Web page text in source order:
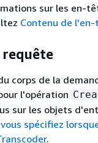
sur les en-
Contenu de
requête
corps de la
l'opération
sur les objets
spécifiez
.